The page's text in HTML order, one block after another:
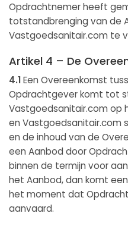
Opdrachtnemer heeft
totstandbrenging van de
Vastgoedsanitair.com te
Artikel 4 – De
4.1Een Overeenkomst
Opdrachtgever komt tot
Vastgoedsanitair.com op
en Vastgoedsanitair.com
en de inhoud van de
een Aanbod door
binnen de termijn voor
het Aanbod, dan komt
het moment dat
aanvaard.